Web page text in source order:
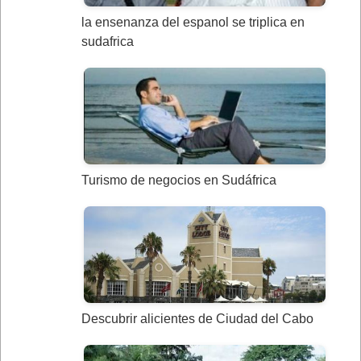
la ensenanza del espanol se triplica en
sudafrica
Turismo de negocios en Sudáfrica
Descubrir alicientes de Ciudad del Cabo